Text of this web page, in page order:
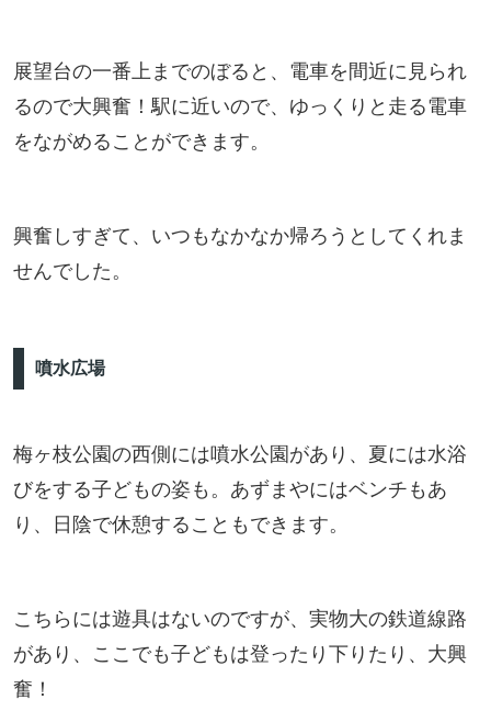
展望台の一番上までのぼると、電車を間近に見られ
るので大興奮！駅に近いので、ゆっくりと走る電車
をながめることができます。
興奮しすぎて、いつもなかなか帰ろうとしてくれま
せんでした。
噴水広場
梅ヶ枝公園の西側には噴水公園があり、夏には水浴
びをする子どもの姿も。あずまやにはベンチもあ
り、日陰で休憩することもできます。
こちらには遊具はないのですが、実物大の鉄道線路
があり、ここでも子どもは登ったり下りたり、大興
奮！